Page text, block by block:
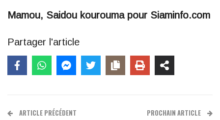
Mamou, Saidou kourouma pour Siaminfo.com
Partager l'article
ARTICLE PRÉCÉDENT PROCHAIN ARTICLE